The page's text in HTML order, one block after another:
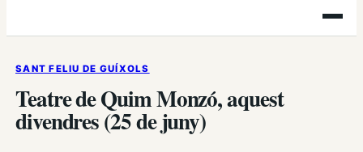
Obre
el
SANT FELIU DE GUÍXOLS
Teatre de Quim Monzó, aquest
divendres (25 de juny)